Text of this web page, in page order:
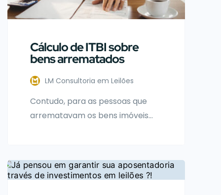
Cálculo de ITBI sobre
bens arrematados
LM Consultoria em Leilões
Contudo, para as pessoas que
arrematavam os bens imóveis
judiciário tem entendido que o
cálculo do ITBI pode se fazer pelo